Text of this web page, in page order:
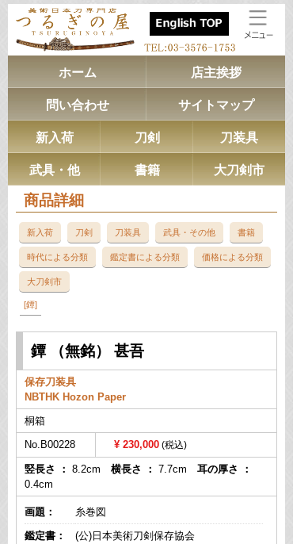
ホーム 店主挨拶
問い合わせ サイトマップ
新入荷 刀剣 刀装具
武具・他 書籍 大刀剣市
商品詳細
新入荷 刀剣 刀装具 武具・その他 書籍
時代による分類 鑑定書による分類 価格による分類
大刀剣市
鐔
鐔 （無銘） 甚吾
保存刀装具
NBTHK Hozon Paper
桐箱
No.B00228
230,000
竪長さ ： 8.2cm 横長さ ： 7.7cm 耳の厚さ ：
0.4cm
画題：
糸巻図
鑑定書：
(公)日本美術刀剣保存協会